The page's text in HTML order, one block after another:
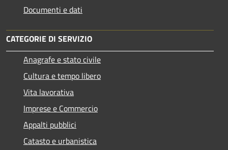
Documenti e dati
CATEGORIE DI SERVIZIO
Anagrafe e stato civile
Cultura e tempo libero
Vita lavorativa
Imprese e Commercio
Appalti pubblici
Catasto e urbanistica